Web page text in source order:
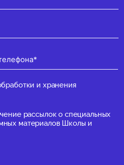
и хранения
рассылок о специальных
материалов Школы и